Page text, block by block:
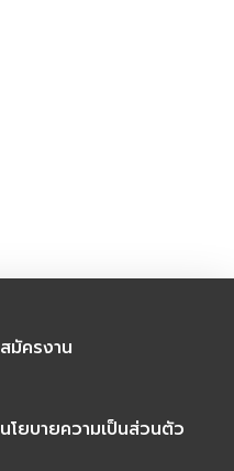
สมัครงาน
นโยบายความเป็นส่วนตัว